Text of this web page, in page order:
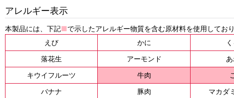
アレルギー表示
本製品には、下記■で示したアレルギー物質を含む原材料を使用しており
えび
かに
落花生
アーモンド
キウイフルーツ
牛肉
バナナ
豚肉 マカダ